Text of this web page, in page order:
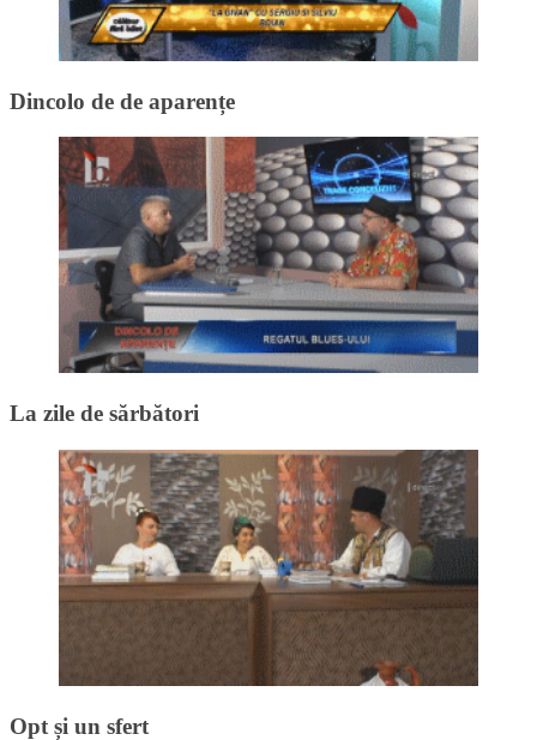
Dincolo de de aparențe
La zile de sărbători
Opt și un sfert